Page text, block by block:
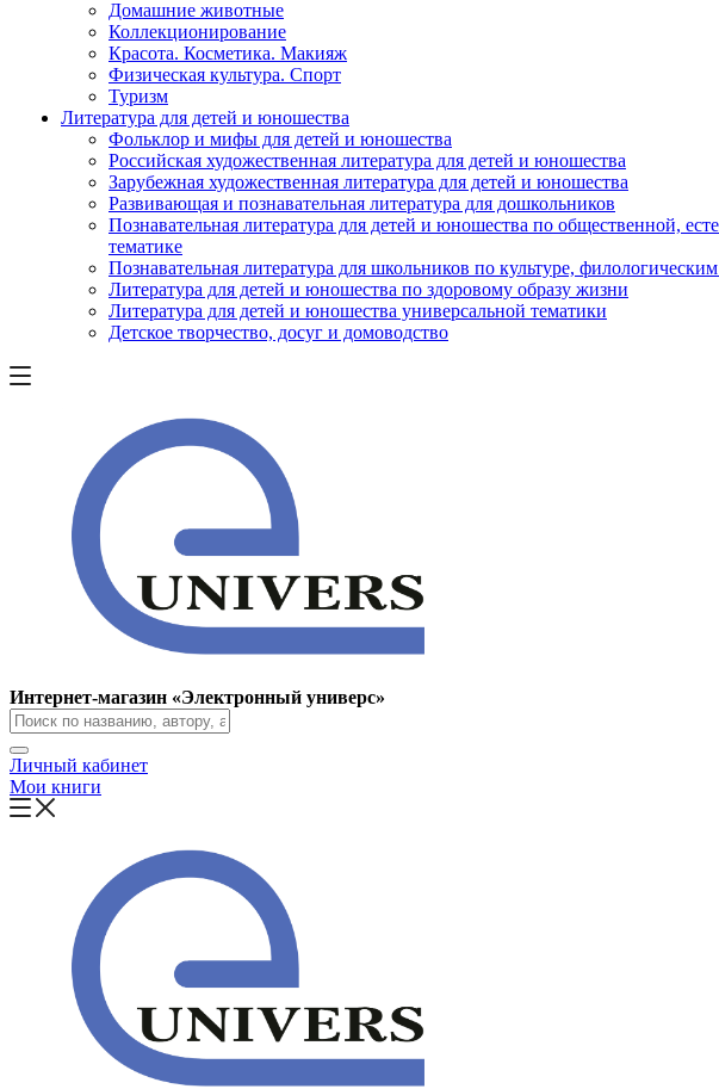
Домашние животные
Коллекционирование
Красота. Косметика. Макияж
Физическая культура. Спорт
Туризм
Литература для детей и юношества
Фольклор и мифы для детей и юношества
Российская художественная литература для детей и юношества
Зарубежная художественная литература для детей и юношества
Развивающая и познавательная литература для дошкольников
Познавательная литература для детей и юношества по общественной,
тематике
Познавательная литература для школьников по культуре,
Литература для детей и юношества по здоровому образу жизни
Литература для детей и юношества универсальной тематики
Детское творчество, досуг и домоводство
Интернет-магазин «Электронный универс»
Личный кабинет
Мои книги